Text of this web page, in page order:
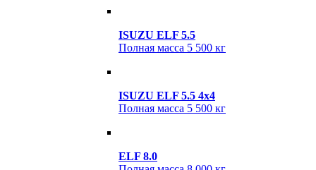
ISUZU ELF 5.5
Полная масса 5 500 кг
ISUZU ELF 5.5 4х4
Полная масса 5 500 кг
ELF 8.0